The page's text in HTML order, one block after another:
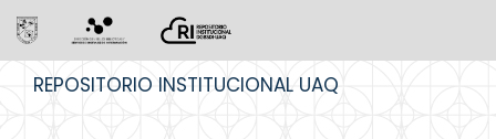
REPOSITORIO INSTITUCIONAL UAQ